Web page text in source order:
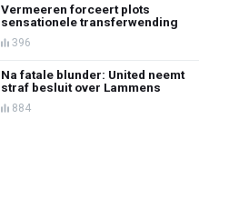
Vermeeren forceert plots
sensationele transferwending
396
Na fatale blunder: United neemt
straf besluit over Lammens
884